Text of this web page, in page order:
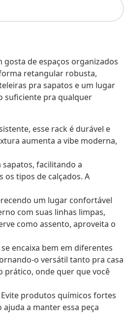
de espaços organizados
retangular robusta,
pra sapatos e um lugar
suficiente pra qualquer
esse rack é durável e
aumenta a vibe moderna,
facilitando a
os tipos de calçados. A
um lugar confortável
com suas linhas limpas,
como assento, aproveita o
encaixa bem em diferentes
o versátil tanto pra casa
onde quer que você
produtos químicos fortes
a manter essa peça